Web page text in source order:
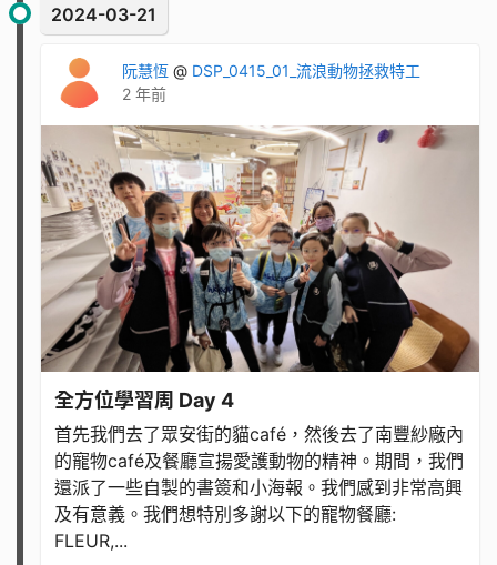
2024-03-21
阮慧恆 @ DSP_0415_01_流浪動物拯救特工
2 年前
全方位學習周 Day 4
首先我們去了眾安街的貓café，然後去了南豐紗廠內
的寵物café及餐廳宣揚愛護動物的精神。期間，我們
還派了一些自製的書簽和小海報。我們感到非常高興
及有意義。我們想特別多謝以下的寵物餐廳:
FLEUR,...